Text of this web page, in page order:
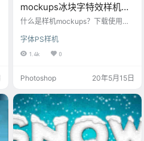
mockups冰块字特效样机
psd
什么是样机mockups？下载使用这
速生成提高你的工作效率，每一个
样机素材高清可印刷，字体样式样
筛选，助你打造炫酷文字logo样
对mockups样机素材的各种需求。
字体PS样机
1.4k 0
Photoshop 20年5月15日